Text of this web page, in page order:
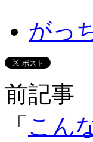
がっ
前記事
「 こん